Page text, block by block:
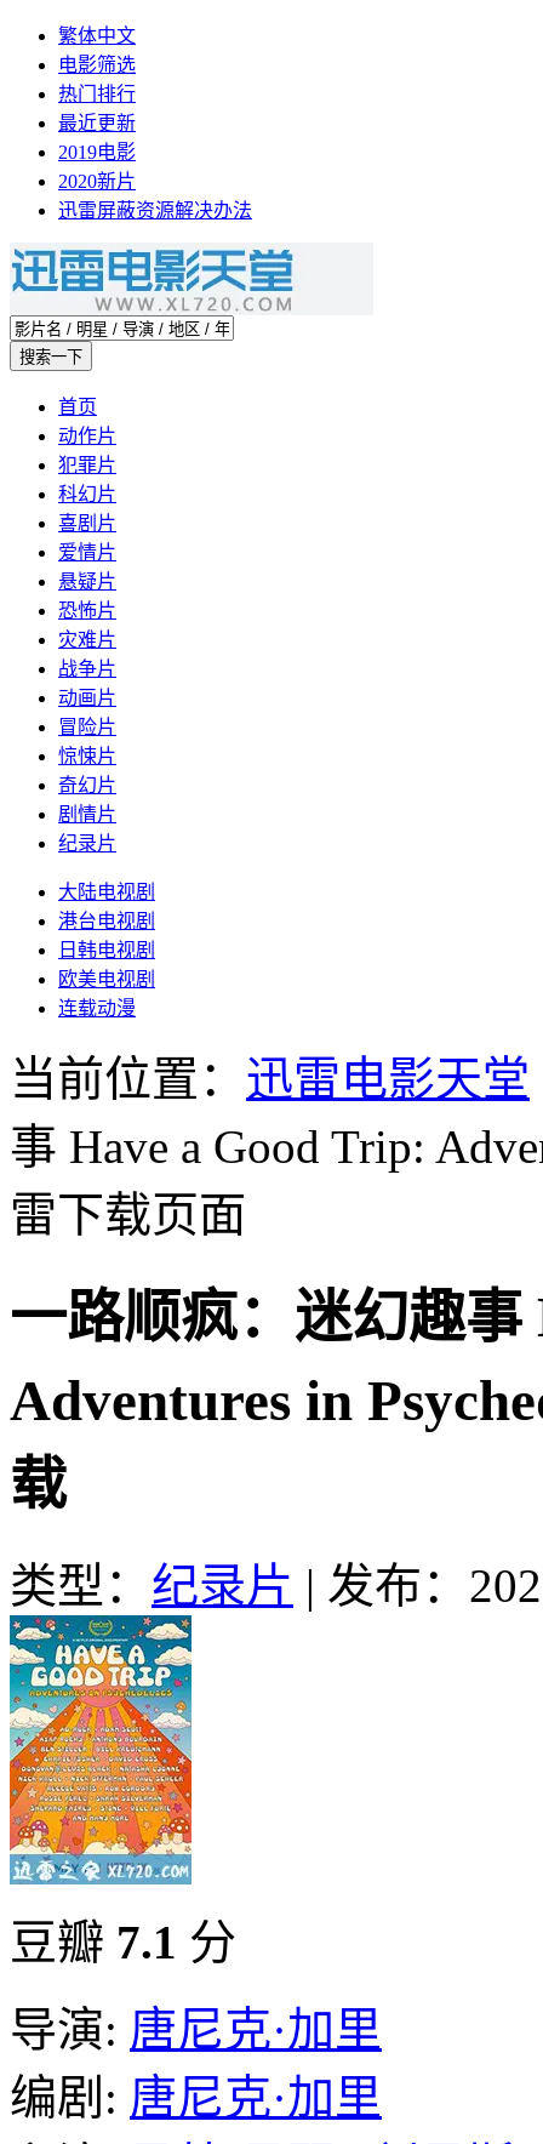
繁体中文
电影筛选
热门排行
最近更新
2019电影
2020新片
迅雷屏蔽资源解决办法
首页
动作片
犯罪片
科幻片
喜剧片
爱情片
悬疑片
恐怖片
灾难片
战争片
动画片
冒险片
惊悚片
奇幻片
剧情片
纪录片
大陆电视剧
港台电视剧
日韩电视剧
欧美电视剧
连载动漫
当前位置： 迅雷电影天堂
事 Have a Good Trip:
雷下载页面
一路顺疯：迷幻趣
Adventures in
载
类型： 纪录片 | 发布：
豆瓣 7.1 分
导演: 唐尼克·加里
编剧: 唐尼克·加里